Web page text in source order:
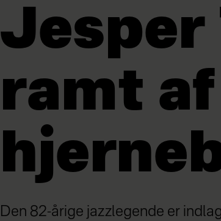
Jesper
ramt af
Den 82-årige jazzlegende er